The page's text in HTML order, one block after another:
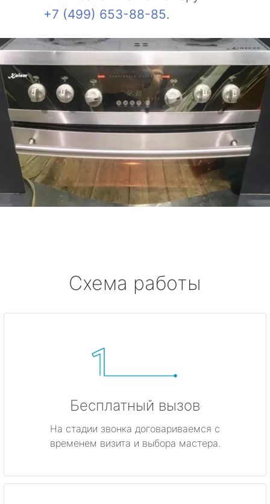
+7 (499) 653-88-85.
Схема работы
Бесплатный вызов
На стадии звонка договариваемся с
временем визита и выбора мастера.